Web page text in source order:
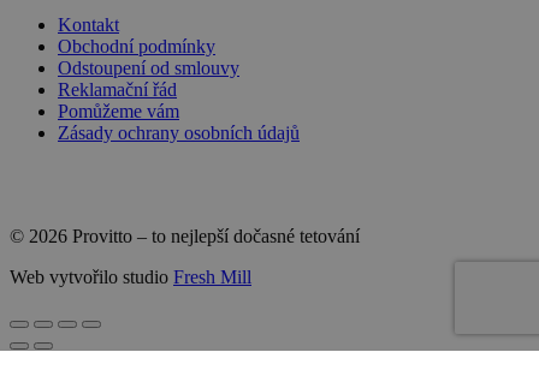
Kontakt
Obchodní podmínky
Odstoupení od smlouvy
Reklamační řád
Pomůžeme vám
Zásady ochrany osobních údajů
© 2026 Provitto – to nejlepší dočasné tetování
Web vytvořilo studio Fresh Mill